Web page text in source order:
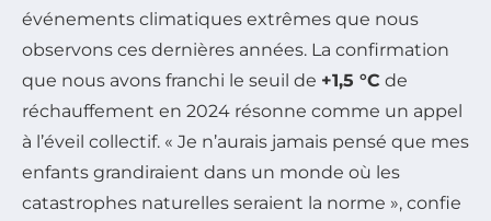
événements climatiques extrêmes que nous
observons ces dernières années. La confirmation
que nous avons franchi le seuil de +1,5 °C de
réchauffement en 2024 résonne comme un appel
à l’éveil collectif. « Je n’aurais jamais pensé que mes
enfants grandiraient dans un monde où les
catastrophes naturelles seraient la norme », confie